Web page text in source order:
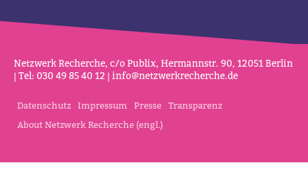
Netz­werk Recherche, c/o Publix, Her­mannstr. 90, 12051 Berlin
| Tel: 030 49 85 40 12 | info@netz­werk­re­cherche.de
Datenschutz Impressum Presse Transparenz
About Netzwerk Recherche (engl.)